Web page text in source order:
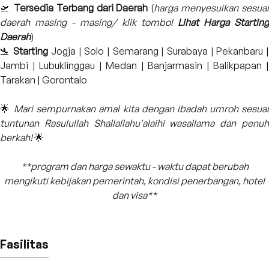
🛫 Tersedia Terbang dari Daerah (harga menyesuikan sesuai
daerah masing - masing/ klik tombol Lihat Harga Starting
Daerah)
🛬Starting Jogja | Solo | Semarang | Surabaya | Pekanbaru |
Jambi | Lubuklinggau | Medan | Banjarmasin | Balikpapan |
Tarakan | Gorontalo
🌟 Mari sempurnakan amal kita dengan ibadah umroh sesuai
tuntunan Rasulullah Shallallahu'alaihi wasallama dan penuh
berkah!🌟
**program dan harga sewaktu - waktu dapat berubah
mengikuti kebijakan pemerintah, kondisi penerbangan, hotel
dan visa**
Fasilitas